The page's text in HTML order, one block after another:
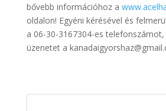
bővebb információhoz a
oldalon! Egyéni kérésével és
a 06-30-3167304-es
üzenetet a